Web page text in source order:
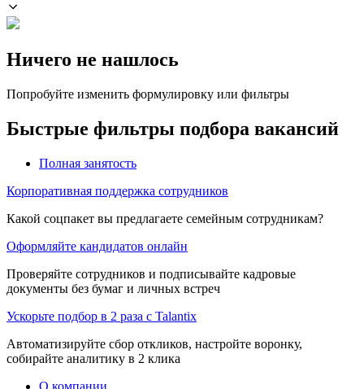
Ничего не нашлось
Попробуйте изменить формулировку или фильтры
Быстрые фильтры подбора вакансий
Полная занятость
Корпоративная поддержка сотрудников
Какой соцпакет вы предлагаете семейным сотрудникам?
Оформляйте кандидатов онлайн
Проверяйте сотрудников и подписывайте кадровые
документы без бумаг и личных встреч
Ускорьте подбор в 2 раза с Talantix
Автоматизируйте сбор откликов, настройте воронку,
собирайте аналитику в 2 клика
О компании